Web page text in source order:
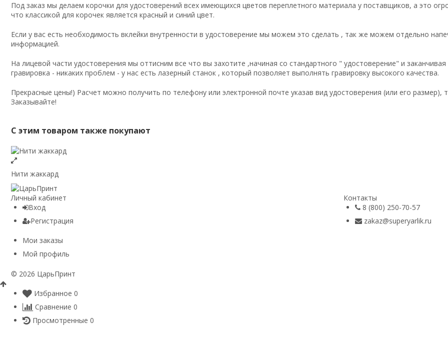
Под заказ мы делаем корочки для удостоверений всех имеющихся цветов переплетного материала у поставщиков, а это
что классикой для корочек является красный и синий цвет.
Если у вас есть необходимость вклейки внутренности в удостоверение мы можем это сделать , так же можем отдельно
информацией.
На лицевой части удостоверения мы оттисним все что вы захотите ,начиная со стандартного " удостоверение" и
гравировка - никаких проблем - у нас есть лазерный станок , который позволяет выполнять гравировку высокого качества.
Прекрасные цены!) Расчет можно получить по телефону или электронной почте указав вид удостоверения (или его
Заказывайте!
С этим товаром также покупают
Нити жаккард
Личный кабинет
Вход
Регистрация
Мои заказы
Мой профиль
Контакты
8 (800) 250-70-57
zakaz@superyarlik.ru
© 2026 ЦарьПринт
Избранное 0
Сравнение 0
Просмотренные 0